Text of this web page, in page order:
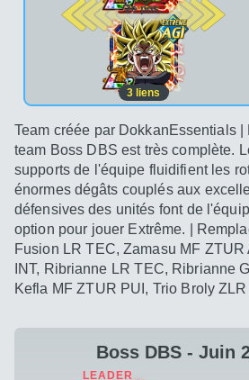
2e pos.
3 liens
Team créée par DokkanEssentials
team Boss DBS est très complète.
supports de l'équipe fluidifient les
énormes dégâts couplés aux
défensives des unités font de
option pour jouer Extrême. |
Fusion LR TEC, Zamasu MF ZTUR
INT, Ribrianne LR TEC, Ribrianne
Kefla MF ZTUR PUI, Trio Broly
Boss DBS - Juin